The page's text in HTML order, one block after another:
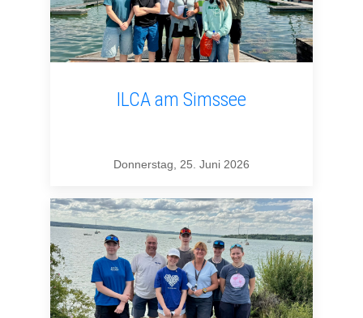
ILCA am Simssee
Donnerstag, 25. Juni 2026